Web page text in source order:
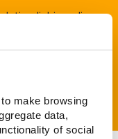
make browsing
data,
of social
e dichiaro di aver